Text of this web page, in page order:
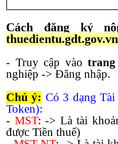
Cách đăng ký
- Truy cập vào
nghiệp -> Đăng nhập.
Chú ý: Có 3 dạng
Token):
- MST: -> Là tài
được Tiền thuế)